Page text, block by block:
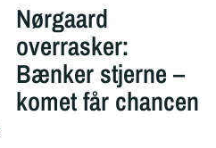
Nørgaard
overrasker:
Bænker stjerne –
komet får chancen